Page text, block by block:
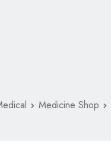
Medicine Shop